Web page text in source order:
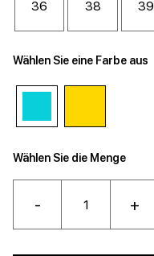
36 38 39
Wählen Sie eine Farbe aus
Wählen Sie die Menge
- +